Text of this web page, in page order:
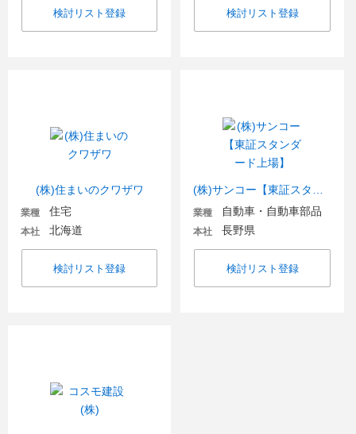
検討リスト登録 検討リスト登録
(株)住まいのクワザワ
業種 住宅
本社 北海道
検討リスト登録
業種 自動車・自動車部品
本社 長野県
検討リスト登録